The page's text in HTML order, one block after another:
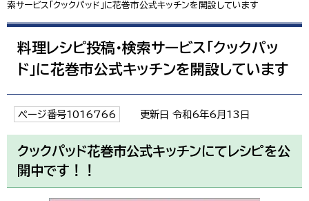
索サービス「クックパッド」に花巻市公式キッチンを開設しています
料理レシピ投稿・検索サービス「クックパッ
ド」に花巻市公式キッチンを開設しています
ページ番号1016766 更新日 令和6年6月13日
クックパッド花巻市公式キッチンにてレシピを公
開中です！！